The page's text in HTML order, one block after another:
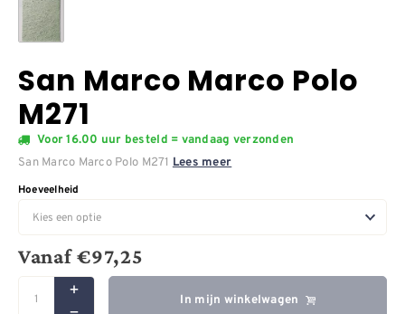
San Marco Marco Polo
M271
Voor 16.00 uur besteld = vandaag verzonden
San Marco Marco Polo M271 Lees meer
Hoeveelheid
Vanaf€97,25
In mijn winkelwagen